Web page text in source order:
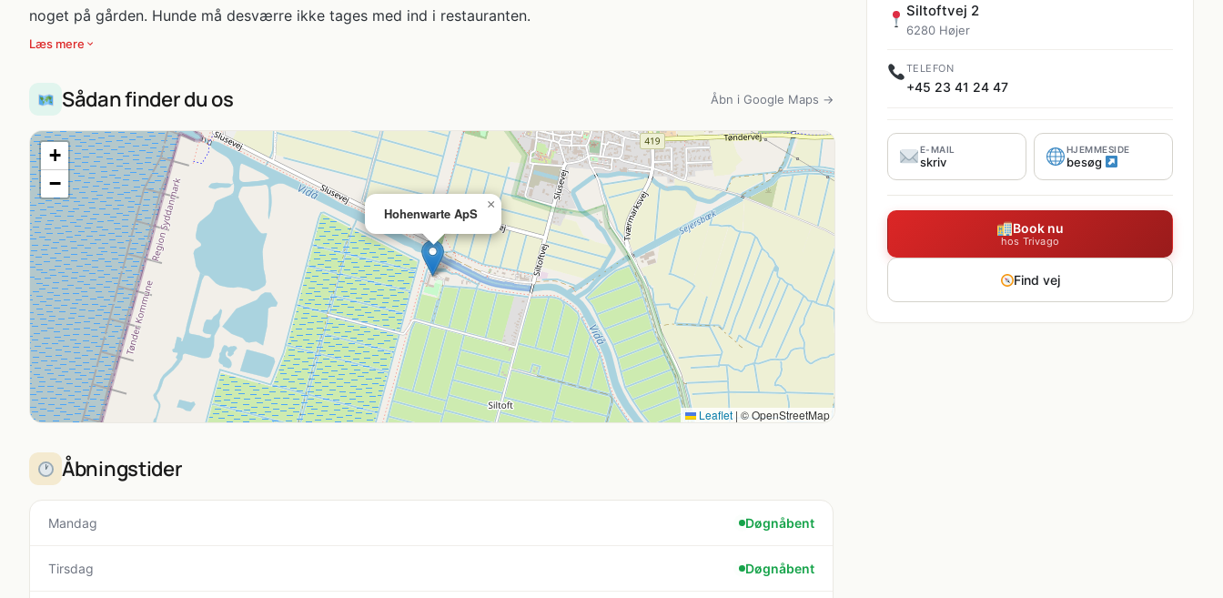
noget på gården. Hunde må desværre ikke tages med ind i restauranten.
Læs mere
Sådan finder du os Åbn i Google Maps →
Hohenwarte ApS
×
+
−
Leaflet | © OpenStreetMap
Åbningstider
Mandag Døgnåbent
Tirsdag Døgnåbent
Siltoftvej 2
6280 Højer
TELEFON
+45 23 41 24 47
E-MAIL
skriv
HJEMMESIDE
besøg
Book nu
hos Trivago
Find vej